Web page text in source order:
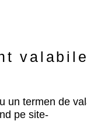
valabile
un termen de
pe site-